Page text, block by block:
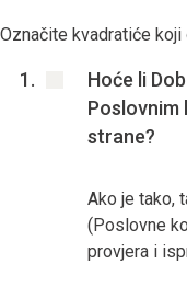
Označite kvadratiće
Hoće li
strane?
Ako je tako,
(Poslovne
provjera i